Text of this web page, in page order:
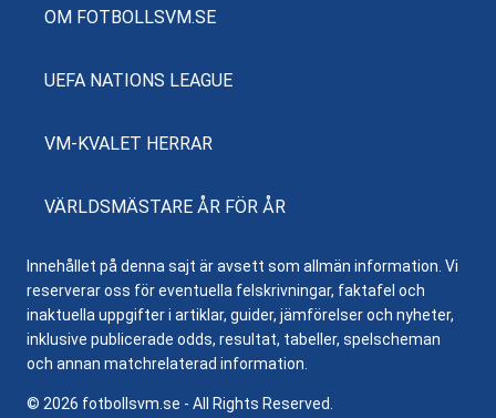
OM FOTBOLLSVM.SE
UEFA NATIONS LEAGUE
VM-KVALET HERRAR
VÄRLDSMÄSTARE ÅR FÖR ÅR
Innehållet på denna sajt är avsett som allmän information. Vi
reserverar oss för eventuella felskrivningar, faktafel och
inaktuella uppgifter i artiklar, guider, jämförelser och nyheter,
inklusive publicerade odds, resultat, tabeller, spelscheman
och annan matchrelaterad information.
© 2026 fotbollsvm.se - All Rights Reserved.